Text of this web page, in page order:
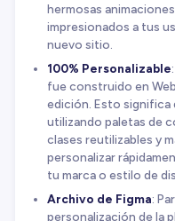
hermosas
impresionados a tus
nuevo sitio.
100% Personalizable
fue construido en
edición. Esto
utilizando paletas de
clases reutilizables y
personalizar
tu marca o estilo de
Archivo de Figma:
personalización de la